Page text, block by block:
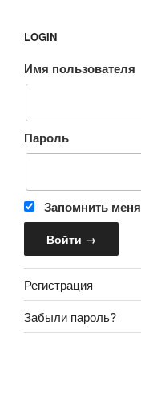
LOGIN
Имя пользователя
Пароль
Запомнить меня
Регистрация
Забыли пароль?